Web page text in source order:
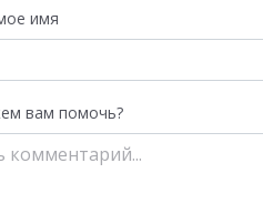
имя
вам помочь?